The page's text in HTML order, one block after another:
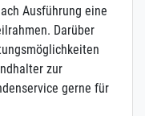
Ausführung eine
Darüber
zur
gerne für